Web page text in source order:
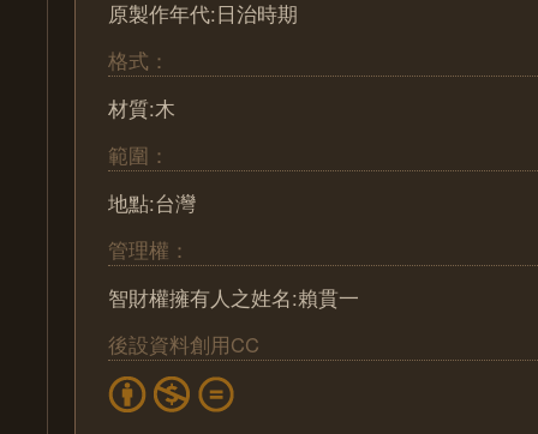
原製作年代:日治時期
格式：
材質:木
範圍：
地點:台灣
管理權：
智財權擁有人之姓名:賴貫一
後設資料創用CC